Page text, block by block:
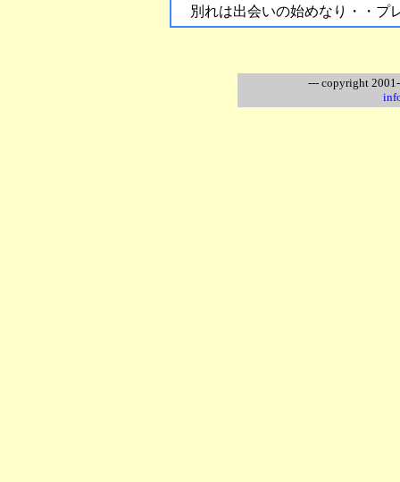
別れは出会いの始めなり・・プ
--- copyright